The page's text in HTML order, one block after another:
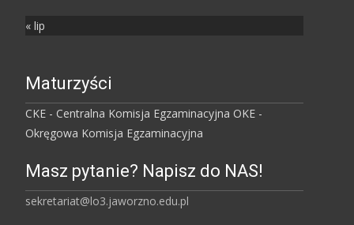
« lip
Maturzyści
CKE - Centralna Komisja Egzaminacyjna OKE -
Okręgowa Komisja Egzaminacyjna
Masz pytanie? Napisz do NAS!
sekretariat@lo3.jaworzno.edu.pl